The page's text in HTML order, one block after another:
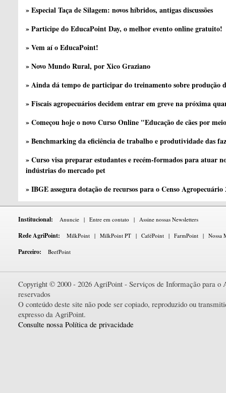
» Especial Taça de Silagem: novos híbridos, antigas discussões
» Participe do EducaPoint Day, o melhor evento online gratuito!
» Vem aí o EducaPoint!
» Novo Mundo Rural, por Xico Graziano
» Ainda dá tempo de participar do treinamento sobre produção
» Fiscais agropecuários decidem entrar em greve na próxima
» Começou hoje o novo Curso Online "Educação de cães por
» Benchmarking da eficiência de trabalho e produtividade das
» Curso visa preparar estudantes e recém-formados para atuar
indústrias do mercado pet
» IBGE assegura dotação de recursos para o Censo Agropecuário
Institucional: Anuncie | Entre em contato | Assine nossas Newsletters
Rede AgriPoint: MilkPoint | MilkPoint PT | CaféPoint | FarmPoint | Nossa
Parceiro: BeefPoint
Copyright © 2000 - 2026 AgriPoint - Serviços de Informação para o
reservados
O conteúdo deste site não pode ser copiado, reproduzido ou
expresso da AgriPoint.
Consulte nossa Política de privacidade